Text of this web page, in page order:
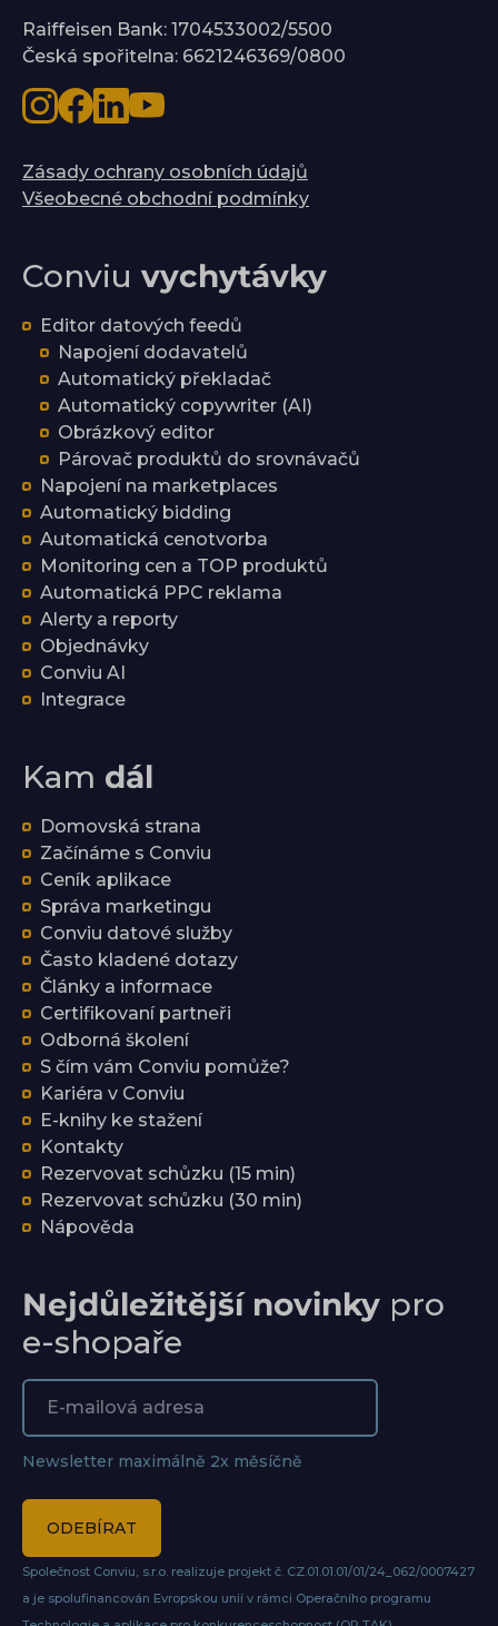
Raiffeisen Bank: 1704533002/5500
Česká spořitelna: 6621246369/0800
Zásady ochrany osobních údajů
Všeobecné obchodní podmínky
Conviu vychytávky
Editor datových feedů
Napojení dodavatelů
Automatický překladač
Automatický copywriter (AI)
Obrázkový editor
Párovač produktů do srovnávačů
Napojení na marketplaces
Automatický bidding
Automatická cenotvorba
Monitoring cen a TOP produktů
Automatická PPC reklama
Alerty a reporty
Objednávky
Conviu AI
Integrace
Kam dál
Domovská strana
Začínáme s Conviu
Ceník aplikace
Správa marketingu
Conviu datové služby
Často kladené dotazy
Články a informace
Certifikovaní partneři
Odborná školení
S čím vám Conviu pomůže?
Kariéra v Conviu
E-knihy ke stažení
Kontakty
Rezervovat schůzku (15 min)
Rezervovat schůzku (30 min)
Nápověda
Nejdůležitější novinky pro
e-shopaře
Newsletter maximálně 2x měsíčně
ODEBÍRAT
Společnost Conviu, s.r.o. realizuje projekt č. CZ.01.01.01/01/24_062/0007427
a je spolufinancován Evropskou unií v rámci Operačního programu